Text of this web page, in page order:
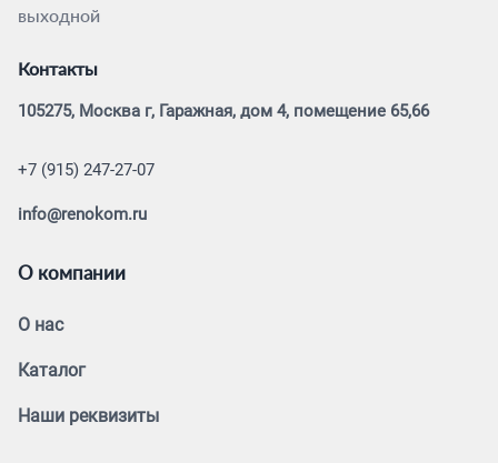
выходной
Контакты
105275, Москва г, Гаражная, дом 4, помещение 65,66
+7 (915) 247-27-07
info@renokom.ru
О компании
О нас
Каталог
Наши реквизиты